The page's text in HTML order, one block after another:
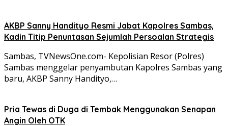
AKBP Sanny Handityo Resmi Jabat Kapolres Sambas,
Kadin Titip Penuntasan Sejumlah Persoalan Strategis
Sambas, TVNewsOne.com- Kepolisian Resor (Polres)
Sambas menggelar penyambutan Kapolres Sambas yang
baru, AKBP Sanny Handityo,…
Pria Tewas di Duga di Tembak Menggunakan Senapan
Angin Oleh OTK